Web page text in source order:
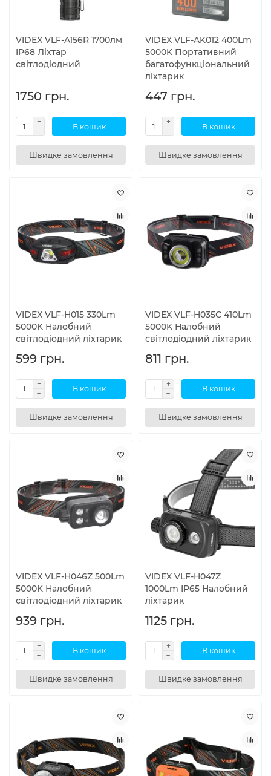
VIDEX VLF-A156R 1700лм
IP68 Ліхтар
світлодіодний
1750 грн.
В кошик
Швидке замовлення
VIDEX VLF-AK012 400Lm
5000K Портативний
багатофункціональний
ліхтарик
447 грн.
В кошик
Швидке замовлення
VIDEX VLF-H015 330Lm
5000K Налобний
світлодіодний ліхтарик
599 грн.
В кошик
Швидке замовлення
VIDEX VLF-H035C 410Lm
5000K Налобний
світлодіодний ліхтарик
811 грн.
В кошик
Швидке замовлення
VIDEX VLF-H046Z 500Lm
5000K Налобний
світлодіодний ліхтарик
939 грн.
В кошик
Швидке замовлення
VIDEX VLF-H047Z
1000Lm IP65 Налобний
ліхтарик
1125 грн.
В кошик
Швидке замовлення